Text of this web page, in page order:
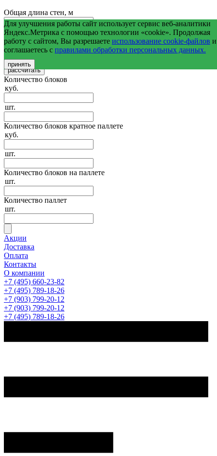
Общая длина стен, м
Средняя высота стен, м
Общая площадь оконных и дверных проемов, м2
Количество блоков
куб.
шт.
Количество блоков кратное паллете
куб.
шт.
Количество блоков на паллете
шт.
Количество паллет
шт.
Акции
Доставка
Оплата
Контакты
О компании
+7 (495) 660-23-82
+7 (495) 789-18-26
+7 (903) 799-20-12
+7 (903) 799-20-12
+7 (495) 789-18-26
Для улучшения работы сайт использует сервис веб-аналитики
Яндекс.Метрика с помощью технологии «cookie». Продолжая
работу с сайтом, Вы разрешаете использование cookie-файлов и
соглашаетесь с правилами обработки персональных данных.
принять